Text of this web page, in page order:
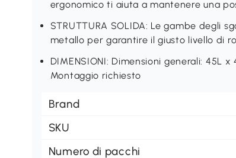
ergonomico ti aiuta a mantenere una
STRUTTURA SOLIDA: Le gambe degli
metallo per garantire il giusto livello di
DIMENSIONI: Dimensioni generali: 45L
Montaggio richiesto
Brand
SKU
Numero di pacchi